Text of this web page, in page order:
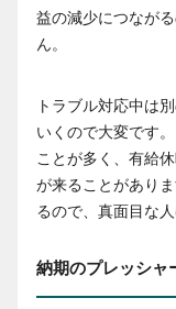
益の減少につなが
ん。
トラブル対応中は
いくので大変です
ことが多く、有給
が来ることがあり
るので、真面目な
納期のプレッシャ